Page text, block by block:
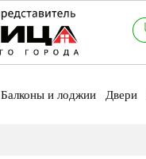
Балконы и лоджии Двери